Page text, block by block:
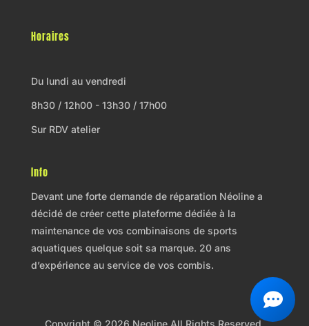
Horaires
Du lundi au vendredi
8h30 / 12h00 - 13h30 / 17h00
Sur RDV atelier
Info
Devant une forte demande de réparation Néoline a
décidé de créer cette plateforme dédiée à la
maintenance de vos combinaisons de sports
aquatiques quelque soit sa marque. 20 ans
d’expérience au service de vos combis.
Copyright © 2026 Neoline All Rights Reserved.